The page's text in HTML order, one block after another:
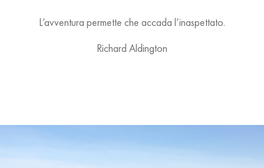
L’avventura permette che accada l’inaspettato.
Richard Aldington